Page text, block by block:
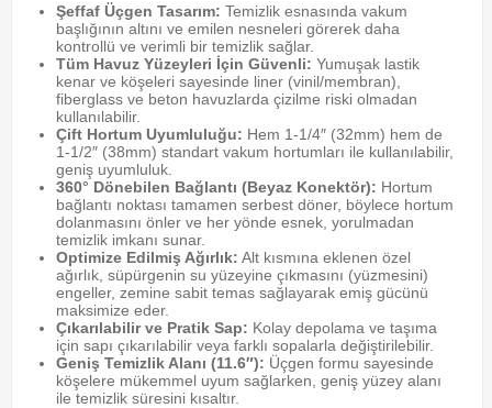
Şeffaf Üçgen Tasarım: Temizlik esnasında vakum
başlığının altını ve emilen nesneleri görerek daha
kontrollü ve verimli bir temizlik sağlar.
Tüm Havuz Yüzeyleri İçin Güvenli: Yumuşak lastik
kenar ve köşeleri sayesinde liner (vinil/membran),
fiberglass ve beton havuzlarda çizilme riski olmadan
kullanılabilir.
Çift Hortum Uyumluluğu: Hem 1-1/4″ (32mm) hem de
1-1/2″ (38mm) standart vakum hortumları ile kullanılabilir,
geniş uyumluluk.
360° Dönebilen Bağlantı (Beyaz Konektör): Hortum
bağlantı noktası tamamen serbest döner, böylece hortum
dolanmasını önler ve her yönde esnek, yorulmadan
temizlik imkanı sunar.
Optimize Edilmiş Ağırlık: Alt kısmına eklenen özel
ağırlık, süpürgenin su yüzeyine çıkmasını (yüzmesini)
engeller, zemine sabit temas sağlayarak emiş gücünü
maksimize eder.
Çıkarılabilir ve Pratik Sap: Kolay depolama ve taşıma
için sapı çıkarılabilir veya farklı sopalarla değiştirilebilir.
Geniş Temizlik Alanı (11.6″): Üçgen formu sayesinde
köşelere mükemmel uyum sağlarken, geniş yüzey alanı
ile temizlik süresini kısaltır.